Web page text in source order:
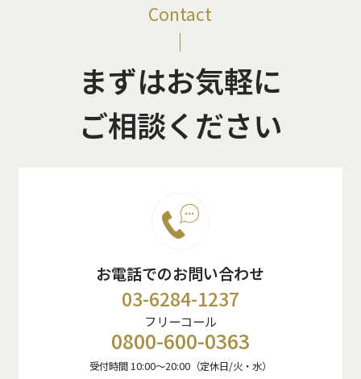
Contact
まずはお気軽に
ご相談ください
お電話でのお問い合わせ
03-6284-1237
フリーコール
0800-600-0363
受付時間 10:00〜20:00（定休日/火・水）